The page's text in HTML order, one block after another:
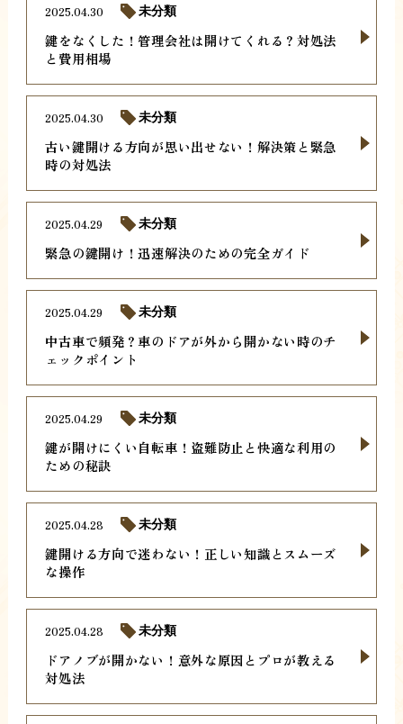
鍵をなくした！管理会社は開けてくれる？対処法
と費用相場
2025.04.30 未分類
古い鍵開ける方向が思い出せない！解決策と緊急
時の対処法
2025.04.30 未分類
緊急の鍵開け！迅速解決のための完全ガイド
2025.04.29 未分類
中古車で頻発？車のドアが外から開かない時のチ
ェックポイント
2025.04.29 未分類
鍵が開けにくい自転車！盗難防止と快適な利用の
ための秘訣
2025.04.29 未分類
鍵開ける方向で迷わない！正しい知識とスムーズ
な操作
2025.04.28 未分類
ドアノブが開かない！意外な原因とプロが教える
対処法
2025.04.28 未分類